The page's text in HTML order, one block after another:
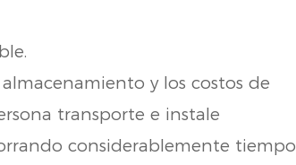
y los costos de
transporte e instale
considerablemente tiempo